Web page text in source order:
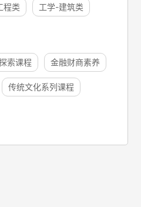
程类 工学-建筑类
索课程 金融财商素养
传统文化系列课程